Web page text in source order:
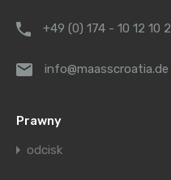
+49 (0) 174 - 10 12 10 2
info@maasscroatia.de
Prawny
odcisk